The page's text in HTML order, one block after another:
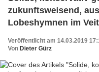
zukunftsweisend,
Lobeshymnen im
Veröffentlicht am 14.03.2019
Von Dieter Gürz